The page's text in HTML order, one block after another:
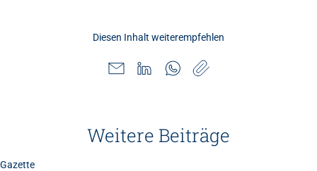
Diesen Inhalt weiterempfehlen
Weitere Beiträge
Gazette